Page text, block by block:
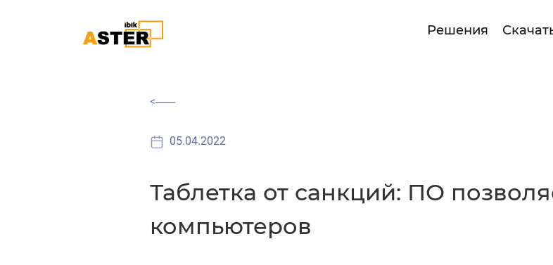
Решения
<-------
05.04.2022
Таблетка от санкций: ПО
компьютеров